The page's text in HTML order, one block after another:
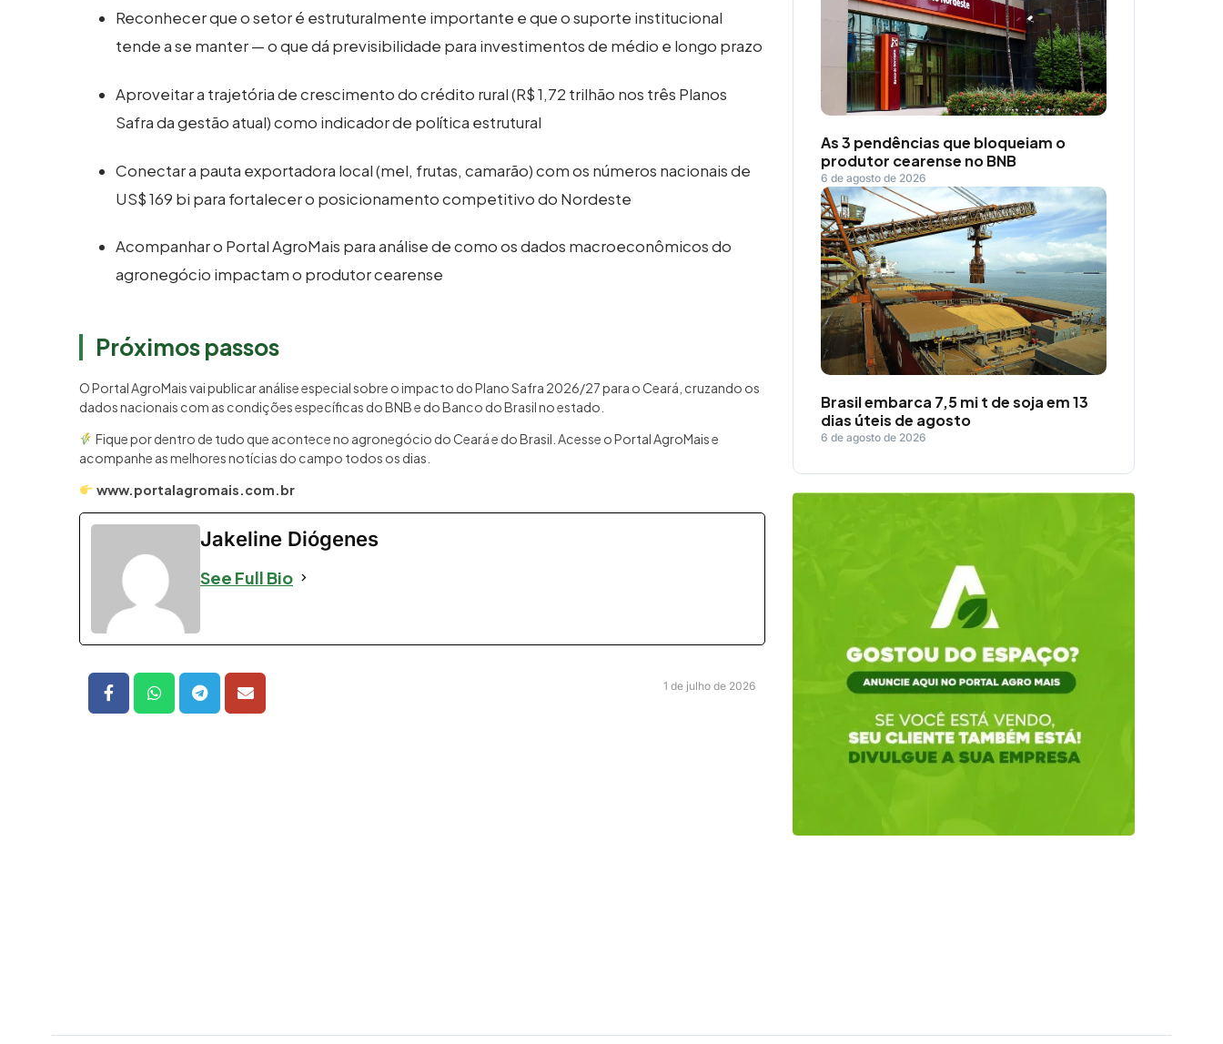
Reconhecer que o setor é estruturalmente importante e que o suporte institucional
tende a se manter — o que dá previsibilidade para investimentos de médio e longo prazo
Aproveitar a trajetória de crescimento do crédito rural (R$ 1,72 trilhão nos três Planos
Safra da gestão atual) como indicador de política estrutural
Conectar a pauta exportadora local (mel, frutas, camarão) com os números nacionais de
US$ 169 bi para fortalecer o posicionamento competitivo do Nordeste
Acompanhar o Portal AgroMais para análise de como os dados macroeconômicos do
agronegócio impactam o produtor cearense
Próximos passos
O Portal AgroMais vai publicar análise especial sobre o impacto do Plano Safra 2026/27 para o Ceará, cruzando os
dados nacionais com as condições específicas do BNB e do Banco do Brasil no estado.
Fique por dentro de tudo que acontece no agronegócio do Ceará e do Brasil. Acesse o Portal AgroMais e
acompanhe as melhores notícias do campo todos os dias.
www.portalagromais.com.br
Jakeline Diógenes
See Full Bio
1 de julho de 2026
As 3 pendências que bloqueiam o
produtor cearense no BNB
6 de agosto de 2026
Brasil embarca 7,5 mi t de soja em 13
dias úteis de agosto
6 de agosto de 2026